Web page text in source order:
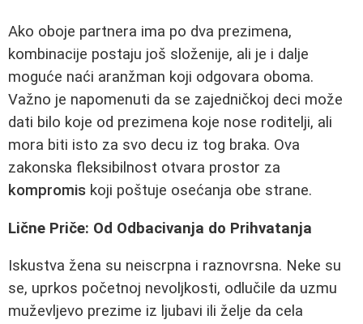
Ako oboje partnera ima po dva prezimena,
kombinacije postaju još složenije, ali je i dalje
moguće naći aranžman koji odgovara oboma.
Važno je napomenuti da se zajedničkoj deci može
dati bilo koje od prezimena koje nose roditelji, ali
mora biti isto za svo decu iz tog braka. Ova
zakonska fleksibilnost otvara prostor za
kompromis koji poštuje osećanja obe strane.
Lične Priče: Od Odbacivanja do Prihvatanja
Iskustva žena su neiscrpna i raznovrsna. Neke su
se, uprkos početnoj nevoljkosti, odlučile da uzmu
muževljevo prezime iz ljubavi ili želje da cela